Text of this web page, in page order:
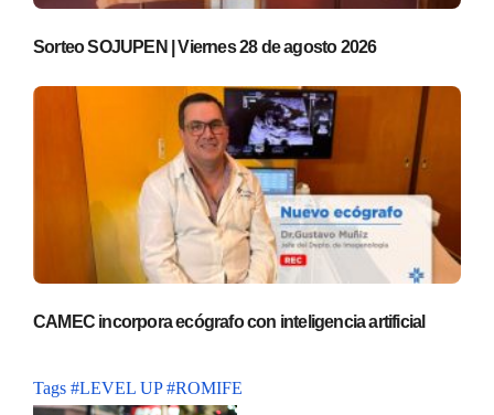
Sorteo SOJUPEN | Viernes 28 de agosto 2026
CAMEC incorpora ecógrafo con inteligencia artificial
Tags #LEVEL UP#ROMIFE